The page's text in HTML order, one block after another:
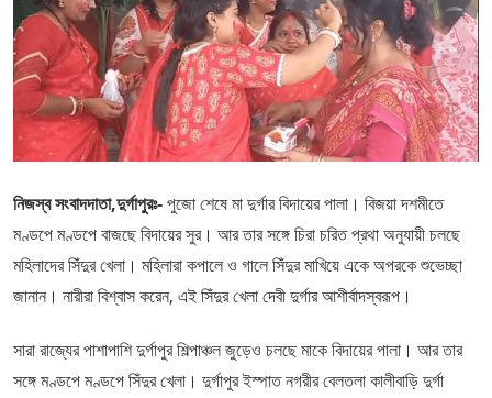
নিজস্ব সংবাদদাতা,দুর্গাপুরঃ-পুজো শেষে মা দুর্গার বিদায়ের পালা। বিজয়া দশমীতে
মণ্ডপে মণ্ডপে বাজছে বিদায়ের সুর। আর তার সঙ্গে চিরা চরিত প্রথা অনুযায়ী চলছে
মহিলাদের সিঁদুর খেলা। মহিলারা কপালে ও গালে সিঁদুর মাখিয়ে একে অপরকে শুভেচ্ছা
জানান। নারীরা বিশ্বাস করেন, এই সিঁদুর খেলা দেবী দুর্গার আশীর্বাদস্বরূপ।
সারা রাজ্যের পাশাপাশি দুর্গাপুর শিল্পাঞ্চল জুড়েও চলছে মাকে বিদায়ের পালা। আর তার
সঙ্গে মণ্ডপে মণ্ডপে সিঁদুর খেলা। দুর্গাপুর ইস্পাত নগরীর বেলতলা কালীবাড়ি দুর্গা